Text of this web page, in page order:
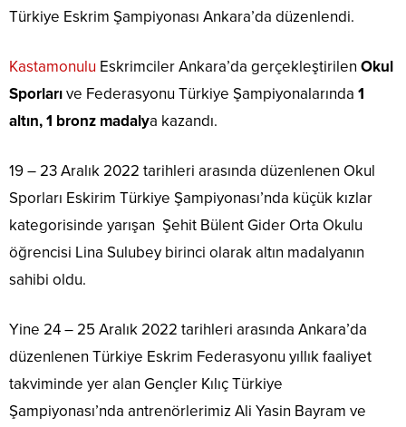
Türkiye Eskrim Şampiyonası Ankara’da düzenlendi.
Kastamonulu Eskrimciler Ankara’da gerçekleştirilen Okul
Sporlarıve Federasyonu Türkiye Şampiyonalarında 1
altın, 1 bronz madalya kazandı.
19 – 23 Aralık 2022 tarihleri arasında düzenlenen Okul
Sporları Eskirim Türkiye Şampiyonası’nda küçük kızlar
kategorisinde yarışan Şehit Bülent Gider Orta Okulu
öğrencisi Lina Sulubey birinci olarak altın madalyanın
sahibi oldu.
Yine 24 – 25 Aralık 2022 tarihleri arasında Ankara’da
düzenlenen Türkiye Eskrim Federasyonu yıllık faaliyet
takviminde yer alan Gençler Kılıç Türkiye
Şampiyonası’nda antrenörlerimiz Ali Yasin Bayram ve